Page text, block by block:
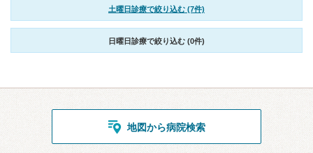
土曜日診療で絞り込む (7件)
日曜日診療で絞り込む (0件)
地図から病院検索